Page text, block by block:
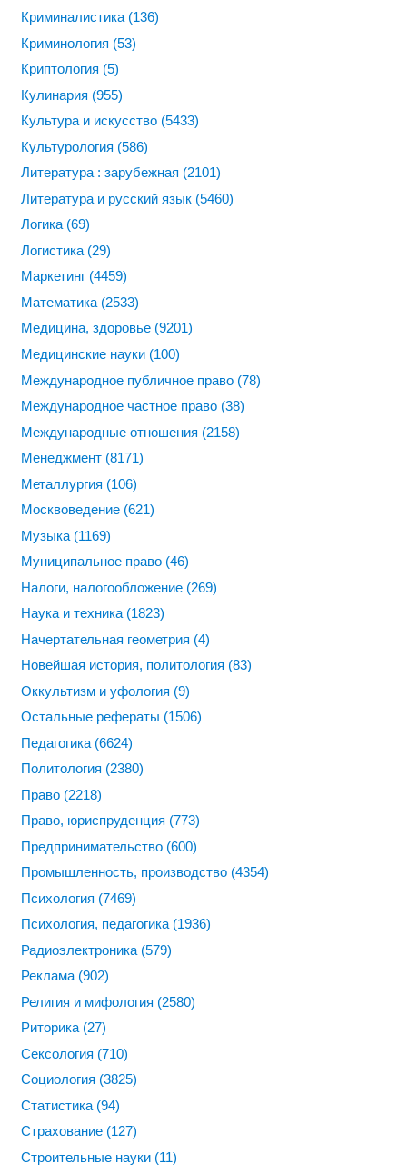
Криминалистика (136)
Криминология (53)
Криптология (5)
Кулинария (955)
Культура и искусство (5433)
Культурология (586)
Литература : зарубежная (2101)
Литература и русский язык (5460)
Логика (69)
Логистика (29)
Маркетинг (4459)
Математика (2533)
Медицина, здоровье (9201)
Медицинские науки (100)
Международное публичное право (78)
Международное частное право (38)
Международные отношения (2158)
Менеджмент (8171)
Металлургия (106)
Москвоведение (621)
Музыка (1169)
Муниципальное право (46)
Налоги, налогообложение (269)
Наука и техника (1823)
Начертательная геометрия (4)
Новейшая история, политология (83)
Оккультизм и уфология (9)
Остальные рефераты (1506)
Педагогика (6624)
Политология (2380)
Право (2218)
Право, юриспруденция (773)
Предпринимательство (600)
Промышленность, производство (4354)
Психология (7469)
Психология, педагогика (1936)
Радиоэлектроника (579)
Реклама (902)
Религия и мифология (2580)
Риторика (27)
Сексология (710)
Социология (3825)
Статистика (94)
Страхование (127)
Строительные науки (11)